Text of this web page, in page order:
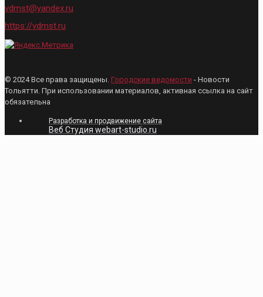
vdmst@yandex.ru
https://vdmst.ru
© 2024 Все права защищены. Городские ведомости - Новости
Тольятти. При использовании материалов, активная ссылка на сайт
обязательна
Разработка и продвижение сайта
Веб Студия webart-studio.ru